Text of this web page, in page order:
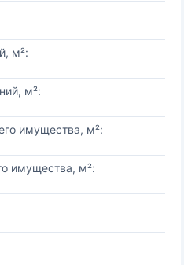
м²:
м²:
имущества, м²:
имущества, м²: